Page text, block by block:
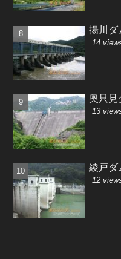
揚川ダ
14
奥只見
13
綾戸ダ
12